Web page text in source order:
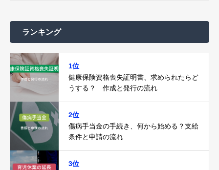
ランキング
1位
健康保険資格喪失証明書、求められたらど
うする？ 作成と発行の流れ
2位
傷病手当金の手続き、何から始める？支給
条件と申請の流れ
3位